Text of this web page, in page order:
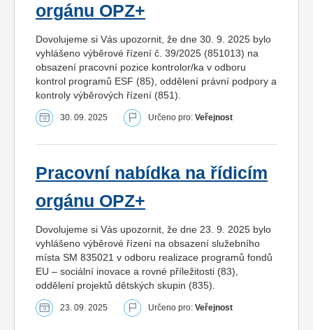
orgánu OPZ+
Dovolujeme si Vás upozornit, že dne 30. 9. 2025 bylo
vyhlášeno výběrové řízení č. 39/2025 (851013) na
obsazení pracovní pozice kontrolor/ka v odboru
kontrol programů ESF (85), oddělení právní podpory a
kontroly výběrových řízení (851).
30. 09. 2025 Určeno pro: Veřejnost
Pracovní nabídka na řídicím
orgánu OPZ+
Dovolujeme si Vás upozornit, že dne 23. 9. 2025 bylo
vyhlášeno výběrové řízení na obsazení služebního
místa SM 835021 v odboru realizace programů fondů
EU – sociální inovace a rovné příležitosti (83),
oddělení projektů dětských skupin (835).
23. 09. 2025 Určeno pro: Veřejnost